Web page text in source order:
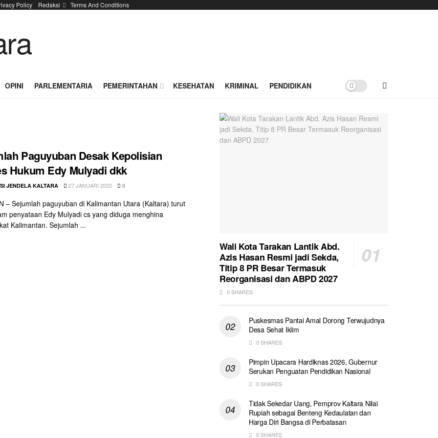
Policy Redaksi Terms And Conditions
OPINI PARLEMENTARIA PEMERINTAHAN KESEHATAN KRIMINAL PENDIDIKAN
Paguyuban Desak Kepolisian
Hukum Edy Mulyadi dkk
JENDELA KALTARA 27 JANUARI 2022 0
– Sejumlah paguyuban di Kalimantan Utara (Kaltara) turut
penyataan Edy Mulyadi cs yang diduga menghina
Kalimantan. Sejumlah ...
Wali Kota Tarakan Lantik Abd.
Azis Hasan Resmi jadi Sekda,
Titip 8 PR Besar Termasuk
Reorganisasi dan ABPD 2027
0 SHARES
Puskesmas Pantai Amal Dorong Terwujudnya
Desa Sehat Iklim
0 SHARES
Pimpin Upacara Hardiknas 2026, Gubernur
Serukan Penguatan Pendidikan Nasional
0 SHARES
Tidak Sekedar Uang, Pemprov Kaltara Nilai
Rupiah sebagai Benteng Kedaulatan dan
Harga Diri Bangsa di Perbatasan
0 SHARES